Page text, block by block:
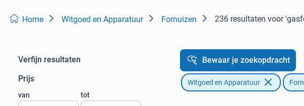
Home Witgoed en Apparatuur Fornuizen 236 resultaten voor
Verfijn resultaten
Prijs
van tot
Bewaar je zoekopdracht
Witgoed en Apparatuur